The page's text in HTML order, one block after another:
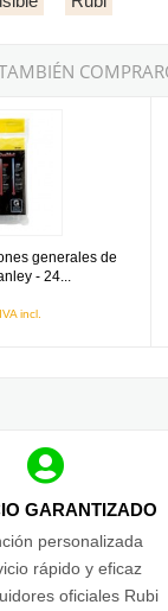
generales de
- 24...
IVA incl.
GARANTIZADO
personalizada
rápido y eficaz
oficiales Rubi